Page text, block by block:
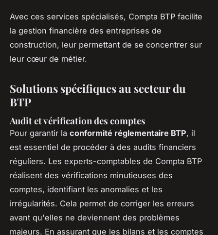
Avec ces services spécialisés, Compta BTP facilite
la gestion financière des entreprises de
construction, leur permettant de se concentrer sur
leur cœur de métier.
Solutions spécifiques au secteur du
BTP
Audit et vérification des comptes
Pour garantir la conformité réglementaire BTP, il
est essentiel de procéder à des audits financiers
réguliers. Les experts-comptables de Compta BTP
réalisent des vérifications minutieuses des
comptes, identifiant les anomalies et les
irrégularités. Cela permet de corriger les erreurs
avant qu'elles ne deviennent des problèmes
majeurs. En assurant que les bilans et les comptes